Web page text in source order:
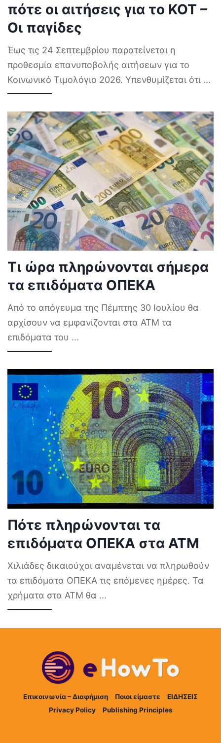
πότε οι αιτήσεις για το ΚΟΤ –
Οι παγίδες
Έως τις 24 Σεπτεμβρίου παρατείνεται η
προθεσμία επανυποβολής αιτήσεων για το
Κοινωνικό Τιμολόγιο 2026. Υπενθυμίζεται ότι ...
Τι ώρα πληρώνονται σήμερα
τα επιδόματα ΟΠΕΚΑ
Από το απόγευμα της Πέμπτης 30 Ιουλίου θα
αρχίσουν να εμφανίζονται στα ΑΤΜ τα
επιδόματα του ...
Πότε πληρώνονται τα
επιδόματα ΟΠΕΚΑ στα ΑΤΜ
Χιλιάδες δικαιούχοι αναμένεται να πληρωθούν
τα επιδόματα ΟΠΕΚΑ τις επόμενες ημέρες. Τα
χρήματα στα ΑΤΜ θα ...
Επικοινωνία – Διαφήμιση Ποιοι είμαστε
ΕΙΔΗΣΕΙΣ
Privacy Policy
Publishing Principles